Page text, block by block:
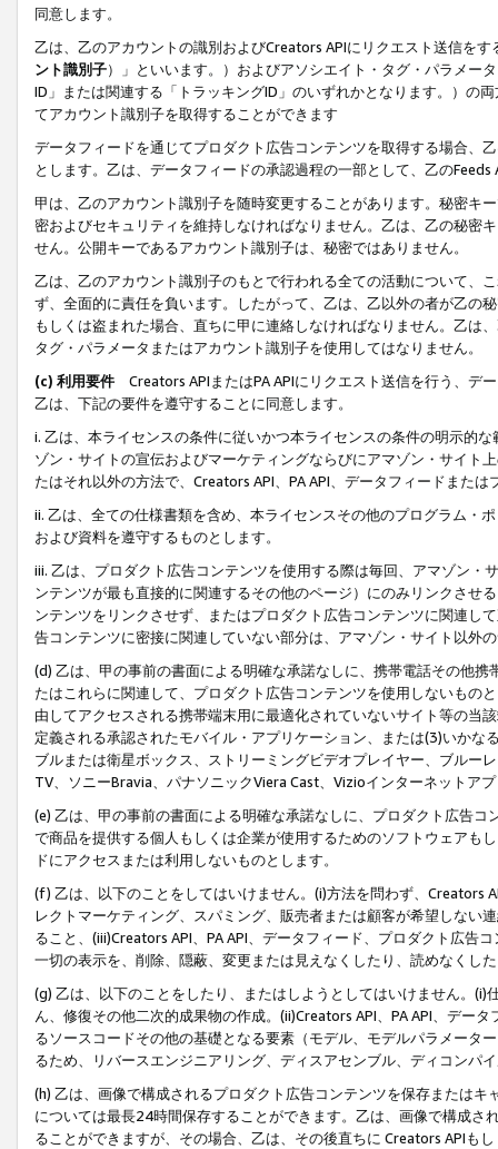
同意します。
乙は、乙のアカウントの識別およびCreators APIにリクエスト送信を
ント識別子）」といいます。）およびアソシエイト・タグ・パラメー
ID」または関連する「トラッキングID」のいずれかとなります。）の
てアカウント識別子を取得することができます
データフィードを通じてプロダクト広告コンテンツを取得する場合、
とします。乙は、データフィードの承認過程の一部として、乙の
甲は、乙のアカウント識別子を随時変更することがあります。秘密キ
密およびセキュリティを維持しなければなりません。乙は、乙の秘密
せん。公開キーであるアカウント識別子は、秘密ではありません。
乙は、乙のアカウント識別子のもとで行われる全ての活動について、
ず、全面的に責任を負います。したがって、乙は、乙以外の者が乙の
もしくは盗まれた場合、直ちに甲に連絡しなければなりません。乙は
タグ・パラメータまたはアカウント識別子を使用してはなりません。
(c) 利用要件 Creators APIまたはPA APIにリクエスト送信を行う、デ
乙は、下記の要件を遵守することに同意します。
i. 乙は、本ライセンスの条件に従いかつ本ライセンスの条件の明示的
ゾン・サイトの宣伝およびマーケティングならびにアマゾン・サイト
たはそれ以外の方法で、Creators API、PA API、データフィードまた
ii. 乙は、全ての仕様書類を含め、本ライセンスその他のプログラム・
および資料を遵守するものとします。
iii. 乙は、プロダクト広告コンテンツを使用する際は毎回、アマゾン
ンテンツが最も直接的に関連するその他のページ）にのみリンクさせ
ンテンツをリンクさせず、またはプロダクト広告コンテンツに関連し
告コンテンツに密接に関連していない部分は、アマゾン・サイト以外
(d) 乙は、甲の事前の書面による明確な承諾なしに、携帯電話その他
たはこれらに関連して、プロダクト広告コンテンツを使用しないもの
由してアクセスされる携帯端末用に最適化されていないサイト等の当
定義される承認されたモバイル・アプリケーション、または(3)いか
ブルまたは衛星ボックス、ストリーミングビデオプレイヤー、ブルー
TV、ソニーBravia、パナソニックViera Cast、Vizioインターネットア
(e) 乙は、甲の事前の書面による明確な承諾なしに、プロダクト広告
で商品を提供する個人もしくは企業が使用するためのソフトウェアも
ドにアクセスまたは利用しないものとします。
(f) 乙は、以下のことをしてはいけません。(i)方法を問わず、Creators
レクトマーケティング、スパミング、販売者または顧客が希望しない
ること、(iii)Creators API、PA API、データフィード、プロダクト広告
一切の表示を、削除、隠蔽、変更または見えなくしたり、読めなくし
(g) 乙は、以下のことをしたり、またはしようとしてはいけません。
ん、修復その他二次的成果物の作成。(ii)Creators API、PA API、デー
るソースコードその他の基礎となる要素（モデル、モデルパラメータ
るため、リバースエンジニアリング、ディスアセンブル、ディコンパ
(h) 乙は、画像で構成されるプロダクト広告コンテンツを保存または
については最長24時間保存することができます。乙は、画像で構成
ることができますが、その場合、乙は、その後直ちに Creators APIも